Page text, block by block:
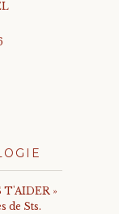
T'AIDER »
de Sts.